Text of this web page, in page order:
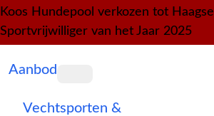
Koos Hundepool verkozen tot Haagse
Sportvrijwilliger van het Jaar 2025
Aanbod
Vechtsporten &